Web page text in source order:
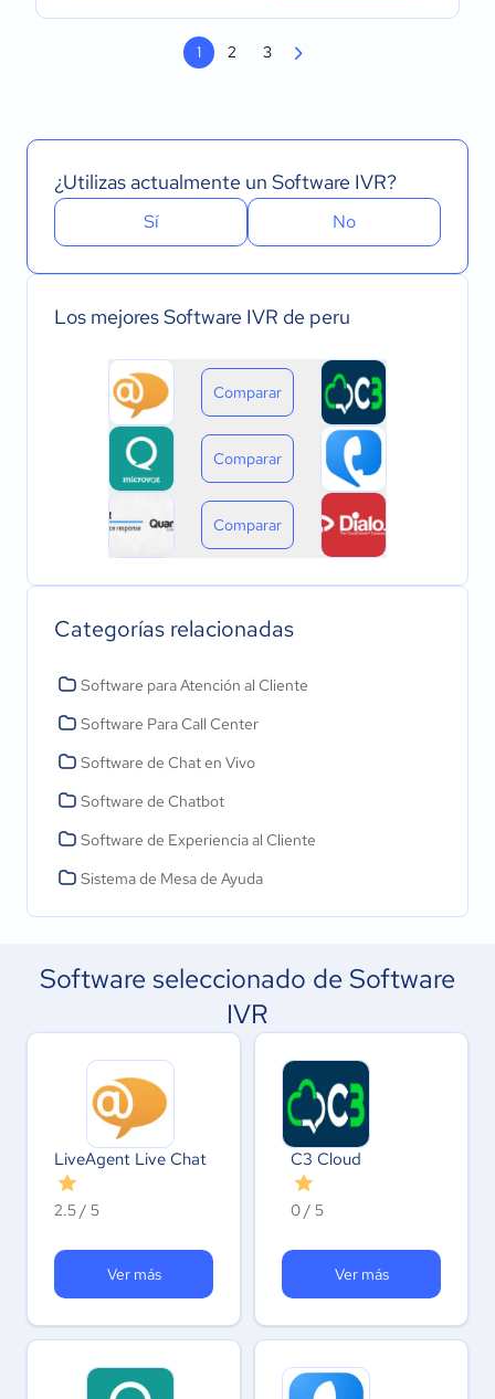
1 2 3
¿Utilizas actualmente un Software IVR?
Sí No
Los mejores Software IVR de peru
Comparar
Comparar
Comparar
Categorías relacionadas
Software para Atención al Cliente
Software Para Call Center
Software de Chat en Vivo
Software de Chatbot
Software de Experiencia al Cliente
Sistema de Mesa de Ayuda
Software seleccionado de Software
IVR
LiveAgent Live Chat
2.5 / 5
Ver más
C3 Cloud
0 / 5
Ver más